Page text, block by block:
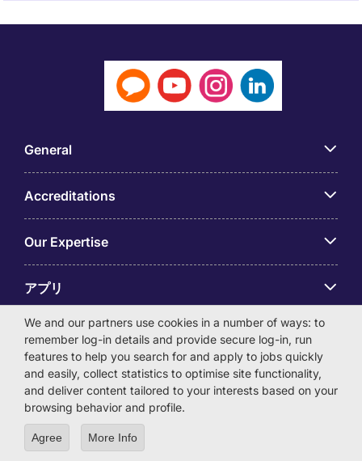
General
Accreditations
Our Expertise
アプリ
Employer Centre
© Michael Page International (Japan) K.K. Corporation
Number 0104-01-043253 Registered Office 6F Hulic
We and our partners use cookies in a number of ways: to
remember log-in details and provide secure log-in, run
features to help you search for and apply to jobs quickly
and easily, collect statistics to optimise site functionality,
and deliver content tailored to your interests based on your
browsing behavior and profile.
Agree More Info